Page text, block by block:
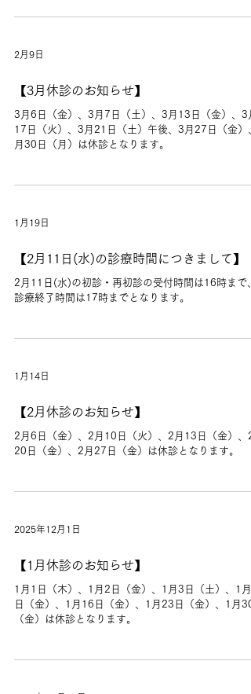
2月9日
【3月休診のお知らせ】
3月6日（金）、3月7日（土）、3月13日（金）、3
17日（火）、3月21日（土）午後、3月27日（金）
月30日（月）は休診となります。
1月19日
【2月11日(水)の診療時間につきまして】
2月11日(水)の初診・再初診の受付時間は16時まで
診療終了時間は17時までとなります。
1月14日
【2月休診のお知らせ】
2月6日（金）、2月10日（火）、2月13日（金）、2
20日（金）、2月27日（金）は休診となります。
2025年12月1日
【1月休診のお知らせ】
1月1日（木）、1月2日（金）、1月3日（土）、1月
日（金）、1月16日（金）、1月23日（金）、1月30
（金）は休診となります。